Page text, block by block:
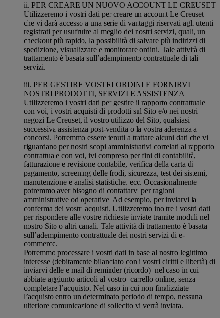
ii. PER CREARE UN NUOVO ACCOUNT LE CREUSET
Utilizzeremo i vostri dati per creare un account Le Creuset
che vi darà accesso a una serie di vantaggi riservati agli utenti
registrati per usufruire al meglio dei nostri servizi, quali, un
checkout più rapido, la possibilità di salvare più indirizzi di
spedizione, visualizzare e monitorare ordini. Tale attività di
trattamento è basata sull’adempimento contrattuale di tali
servizi.
iii. PER GESTIRE VOSTRI ORDINI E FORNIRVI
NOSTRI PRODOTTI, SERVIZI E ASSISTENZA
Utilizzeremo i vostri dati per gestire il rapporto contrattuale
con voi, i vostri acquisti di prodotti sul Sito e/o nei nostri
negozi Le Creuset, il vostro utilizzo del Sito, qualsiasi
successiva assistenza post-vendita o la vostra aderenza a
concorsi. Potremmo essere tenuti a trattare alcuni dati che vi
riguardano per nostri scopi amministrativi correlati al rapporto
contrattuale con voi, ivi compreso per fini di contabilità,
fatturazione e revisione contabile, verifica della carta di
pagamento, screening delle frodi, sicurezza, test dei sistemi,
manutenzione e analisi statistiche, ecc. Occasionalmente
potremmo aver bisogno di contattarvi per ragioni
amministrative od operative. Ad esempio, per inviarvi la
conferma dei vostri acquisti. Utilizzeremo inoltre i vostri dati
per rispondere alle vostre richieste inviate tramite moduli nel
nostro Sito o altri canali. Tale attività di trattamento è basata
sull’adempimento contrattuale dei nostri servizi di e-
commerce.
Potremmo processare i vostri dati in base al nostro legittimo
interesse (debitamente bilanciato con i vostri diritti e libertà) di
inviarvi delle e mail di reminder (ricordo) nel caso in cui
abbiate aggiunto articoli al vostro carrello online, senza
completare l’acquisto. Nel caso in cui non finalizziate
l’acquisto entro un determinato periodo di tempo, nessuna
ulteriore comunicazione di sollecito vi verrà inviata.